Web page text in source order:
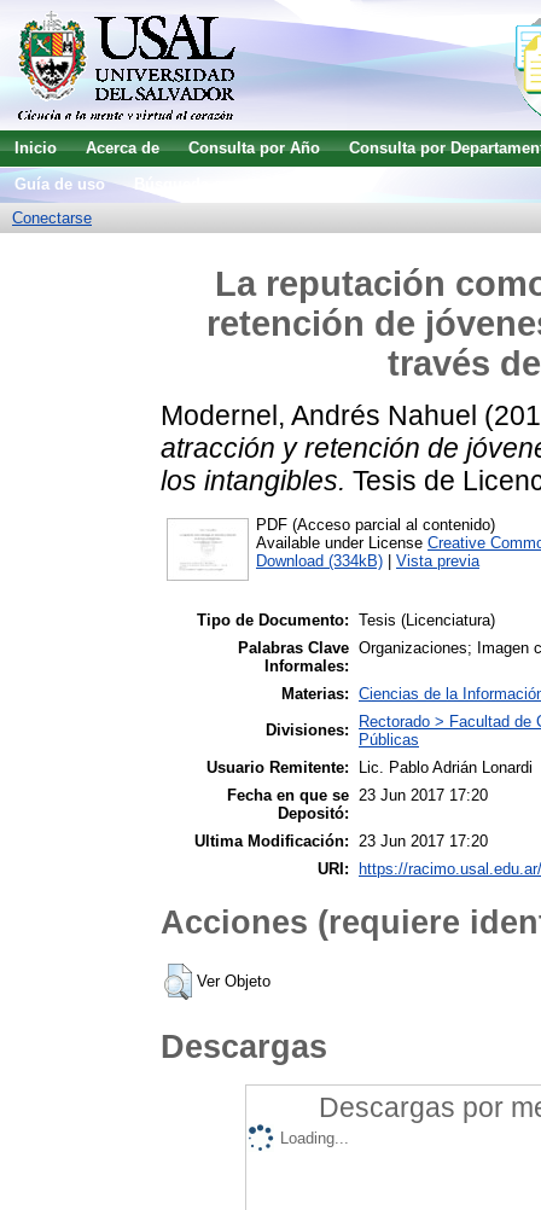
Inicio Acerca de Consulta por Año
Consulta por
Guía de uso
Conectarse
La reputación
retención de
través
Modernel, Andrés Nahuel
atracción y retención de
los intangibles. Tesis de
PDF (Acceso parcial al contenido)
Available under License Creative
Download (334kB)
Vista previa
Tipo de Documento: Tesis (Licenciatura)
Palabras Clave
Informales:
Organizaciones; Imagen
Materias: Ciencias de la
Divisiones:
Rectorado > Facultad
Públicas
Usuario Remitente:
Lic. Pablo Adrián Lonardi
Fecha en que se
Depositó:
23 Jun 2017 17:20
Ultima Modificación: 23 Jun 2017 17:20
URI:
https://
Acciones (requiere
Ver Objeto
Descargas
Descargas por
Loading...